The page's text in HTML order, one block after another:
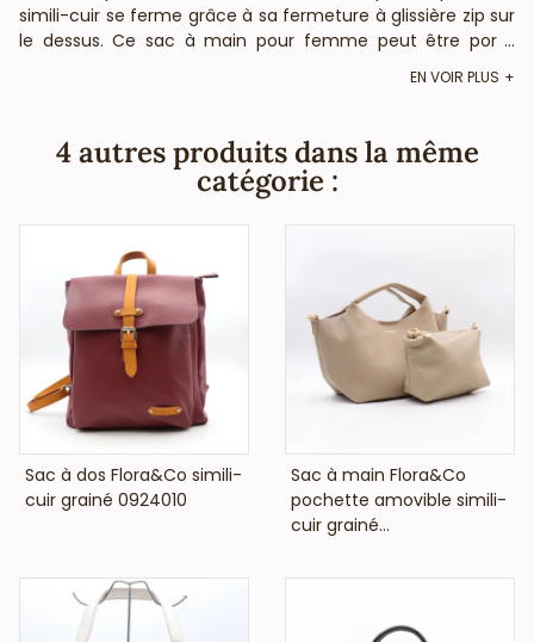
simili-cuir se ferme grâce à sa fermeture à glissière zip sur
le dessus. Ce sac à main pour femme peut être porté
amovible. BietJou Paris, fournisseur français pour les
que les dimensions sont de 23x19x11cm.
...
EN VOIR PLUS
4 autres produits dans la même
catégorie :
VOIR LE PRIX
Sac à dos Flora&Co simili-
cuir grainé 0924010
VOIR LE PRIX
Sac à main Flora&Co
pochette amovible simili-
cuir grainé...